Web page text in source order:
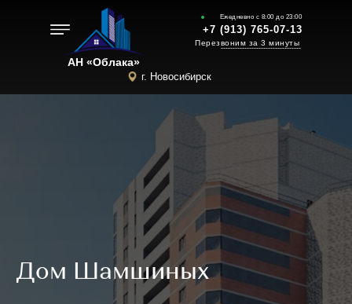
----------------------------------
+7 (913) 765-07-13
Ежедневно с 8:00 до 23:00
Перезвоним за 3 минуты
г. Новосибирск
АН «Облака»
Дом Шамшиных